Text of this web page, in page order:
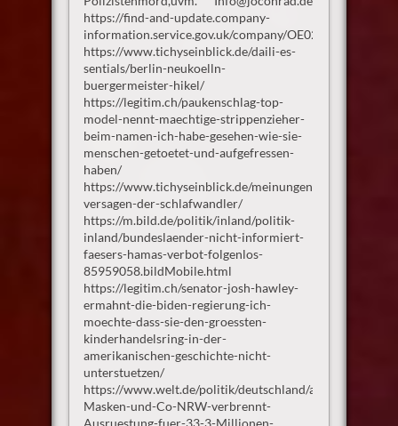
https://find-and-update.company-
information.service.gov.uk/company/OE027515
https://www.tichyseinblick.de/daili-es-
sentials/berlin-neukoelln-
buergermeister-hikel/
https://legitim.ch/paukenschlag-top-
model-nennt-maechtige-strippenzieher-
beim-namen-ich-habe-gesehen-wie-sie-
menschen-getoetet-und-aufgefressen-
haben/
https://www.tichyseinblick.de/meinungen/
versagen-der-schlafwandler/
https://m.bild.de/politik/inland/politik-
inland/bundeslaender-nicht-informiert-
faesers-hamas-verbot-folgenlos-
85959058.bildMobile.html
https://legitim.ch/senator-josh-hawley-
ermahnt-die-biden-regierung-ich-
moechte-dass-sie-den-groessten-
kinderhandelsring-in-der-
amerikanischen-geschichte-nicht-
unterstuetzen/
https://www.welt.de/politik/deutschland/
Masken-und-Co-NRW-verbrennt-
Ausruestung-fuer-33-3-Millionen-